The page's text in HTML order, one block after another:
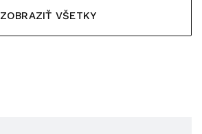
ZOBRAZIŤ VŠETKY